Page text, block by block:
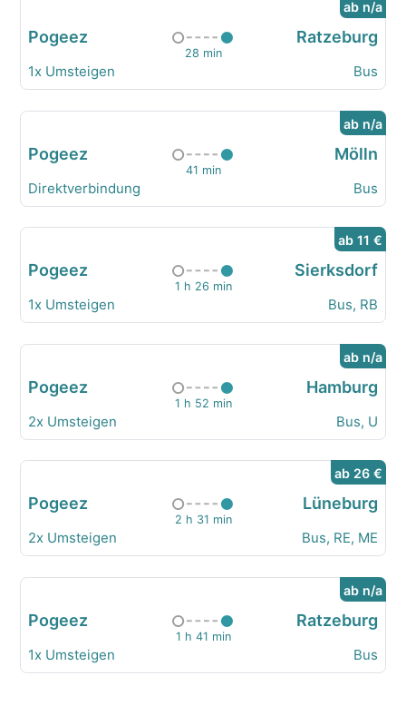
ab n/a
Pogeez
28 min
Ratzeburg
1x Umsteigen Bus
ab n/a
Pogeez
41 min
Mölln
Direktverbindung Bus
ab 11 €
Pogeez
1 h 26 min
Sierksdorf
1x Umsteigen Bus, RB
ab n/a
Pogeez
1 h 52 min
Hamburg
2x Umsteigen Bus, U
ab 26 €
Pogeez
2 h 31 min
Lüneburg
2x Umsteigen Bus, RE, ME
ab n/a
Pogeez
1 h 41 min
Ratzeburg
1x Umsteigen Bus